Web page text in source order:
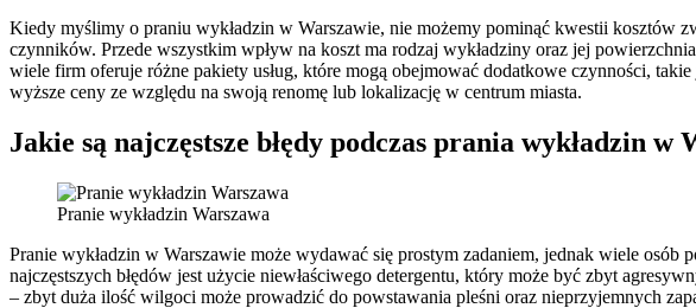
Kiedy myślimy o praniu wykładzin w Warszawie, nie możemy pominąć kwestii kosztów
czynników. Przede wszystkim wpływ na koszt ma rodzaj wykładziny oraz jej
wiele firm oferuje różne pakiety usług, które mogą obejmować dodatkowe czynności,
wyższe ceny ze względu na swoją renomę lub lokalizację w centrum miasta.
Jakie są najczęstsze błędy podczas prania wykładzin w
Pranie wykładzin Warszawa
Pranie wykładzin w Warszawie może wydawać się prostym zadaniem, jednak wiele osób
najczęstszych błędów jest użycie niewłaściwego detergentu, który może być zbyt
– zbyt duża ilość wilgoci może prowadzić do powstawania pleśni oraz nieprzyjemnych